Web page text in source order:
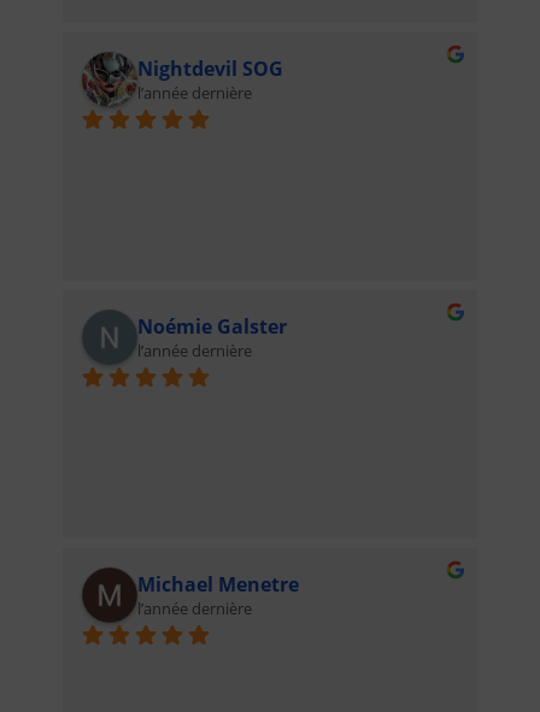
Nightdevil SOG
l’année dernière
Noémie Galster
l’année dernière
Michael Menetre
l’année dernière